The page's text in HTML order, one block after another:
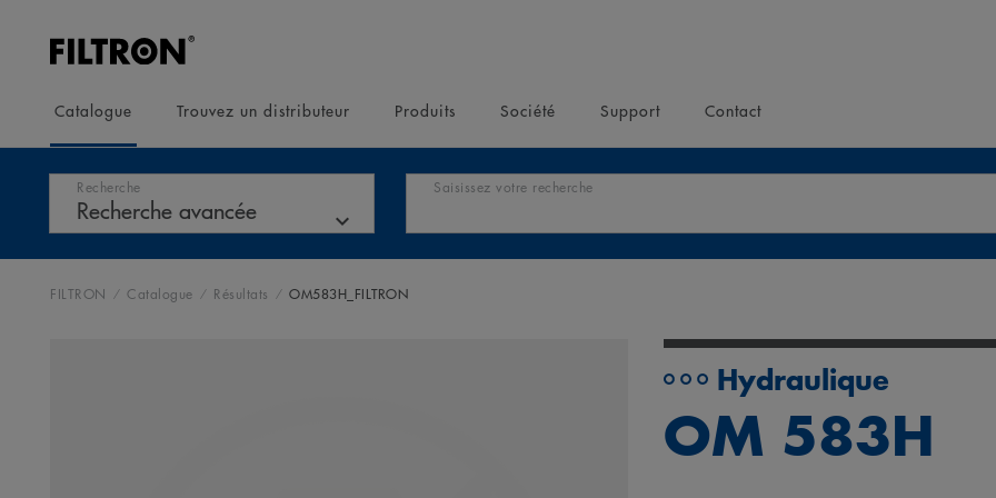
Catalogue Trouvez un distributeur Produits Société Support Contact
Recherche Saisissez votre recherche
FILTRON Catalogue Résultats OM583H_FILTRON
Hydraulique
OM 583H